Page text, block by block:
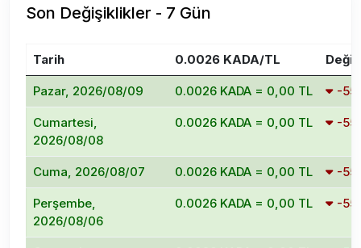
Son Değişiklikler - 7 Gün
Tarih 0.0026 KADA/TL
Pazar, 2026/08/09 0.0026 KADA = 0,00 TL -
Cumartesi,
2026/08/08
0.0026 KADA = 0,00 TL -
Cuma, 2026/08/07 0.0026 KADA = 0,00 TL -
Perşembe,
2026/08/06
0.0026 KADA = 0,00 TL -